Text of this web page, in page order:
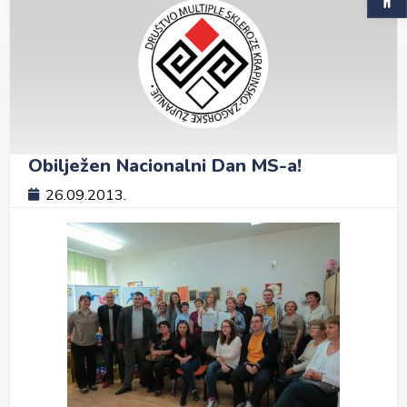
Obilježen Nacionalni Dan MS-a!
26.09.2013.